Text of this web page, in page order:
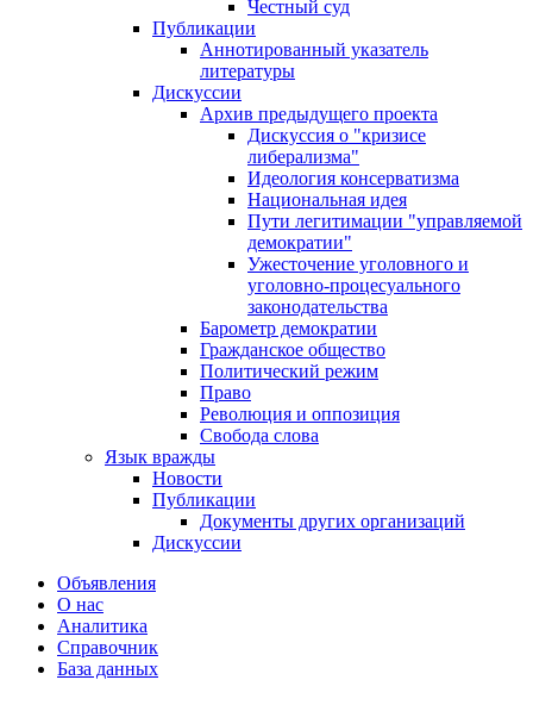
Честный суд
Публикации
Аннотированный указатель
литературы
Дискуссии
Архив предыдущего проекта
Дискуссия о "кризисе
либерализма"
Идеология консерватизма
Национальная идея
Пути легитимации "управляемой
демократии"
Ужесточение уголовного и
уголовно-процесуального
законодательства
Барометр демократии
Гражданское общество
Политический режим
Право
Революция и оппозиция
Свобода слова
Язык вражды
Новости
Публикации
Документы других организаций
Дискуссии
Объявления
О нас
Аналитика
Справочник
База данных